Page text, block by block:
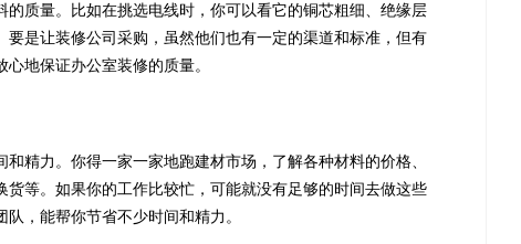
质量。比如在挑选电线时，你可以看它的铜芯粗细、绝缘层
是让装修公司采购，虽然他们也有一定的渠道和标准，但有
地保证办公室装修的质量。
精力。你得一家一家地跑建材市场，了解各种材料的价格、
等。如果你的工作比较忙，可能就没有足够的时间去做这些
，能帮你节省不少时间和精力。